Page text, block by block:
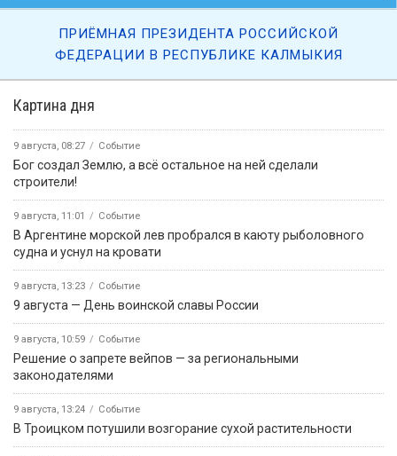
Картина дня
9 августа, 08:27 Событие
Бог создал Землю, а всё остальное на ней сделали
строители!
9 августа, 11:01 Событие
В Аргентине морской лев пробрался в каюту рыболовного
судна и уснул на кровати
9 августа, 13:23 Событие
9 августа — День воинской славы России
9 августа, 10:59 Событие
Решение о запрете вейпов — за региональными
законодателями
9 августа, 13:24 Событие
В Троицком потушили возгорание сухой растительности
ПРИЁМНАЯ ПРЕЗИДЕНТА РОССИЙСКОЙ
ФЕДЕРАЦИИ В РЕСПУБЛИКЕ КАЛМЫКИЯ